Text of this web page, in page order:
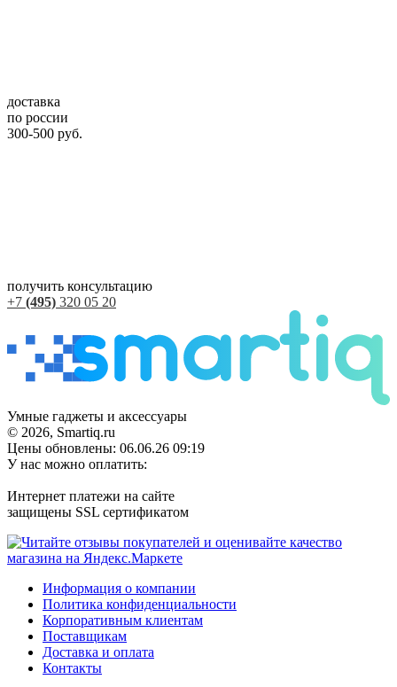
доставка
по россии
300-500 руб.
получить консультацию
+7 (495) 320 05 20
Умные гаджеты и аксессуары
© 2026, Smartiq.ru
Цены обновлены: 06.06.26 09:19
У нас можно оплатить:
Интернет платежи на сайте
защищены SSL сертификатом
Информация о компании
Политика конфиденциальности
Корпоративным клиентам
Поставщикам
Доставка и оплата
Контакты